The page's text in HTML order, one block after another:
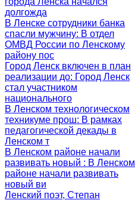
долгожда
В Ленске сотрудники банка
спасли мужчину: В отдел
ОМВД России по Ленскому
району пос
Город Ленск включен в план
реализации до: Город Ленск
стал участником
национального
В Ленском технологическом
техникуме прош: В рамках
педагогической декады в
Ленском т
В Ленском районе начали
развивать новый : В Ленском
районе начали развивать
новый ви
Ленский поэт, Степан